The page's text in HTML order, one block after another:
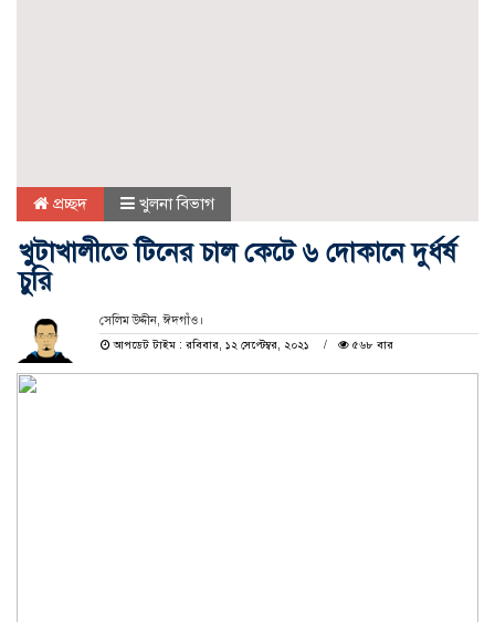
প্রচ্ছদ খুলনা বিভাগ
খুটাখালীতে টিনের চাল কেটে ৬ দোকানে দুর্ধর্ষ
চুরি
সেলিম উদ্দীন, ঈদগাঁও।
আপডেট টাইম : রবিবার, ১২ সেপ্টেম্বর, ২০২১
৫৬৮ বার